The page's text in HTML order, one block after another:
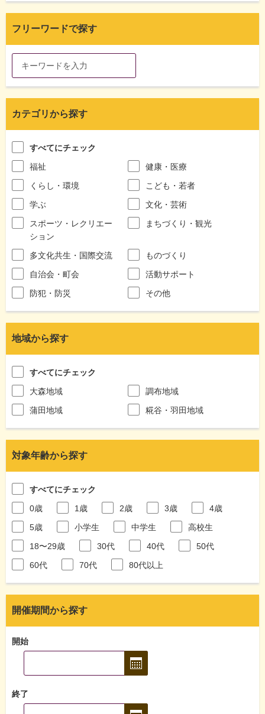
フリーワードで探す
カテゴリから探す
すべてにチェック
福祉
健康・医療
くらし・環境
こども・若者
学ぶ
文化・芸術
スポーツ・レクリエー
ション
まちづくり・観光
多文化共生・国際交流
ものづくり
自治会・町会
活動サポート
防犯・防災
その他
地域から探す
すべてにチェック
大森地域
調布地域
蒲田地域
糀谷・羽田地域
対象年齢から探す
すべてにチェック
0歳
1歳 2歳 3歳
4歳
5歳
小学生 中学生
高校生
18〜29歳
30代 40代
50代
60代
70代 80代以上
開催期間から探す
開始
終了